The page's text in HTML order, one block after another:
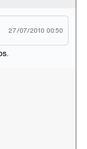
27/07/2010 00:50